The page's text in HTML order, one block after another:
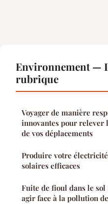
Environnement —
rubrique
Voyager de manière
innovantes pour relever
de vos déplacements
Produire votre
solaires efficaces
Fuite de fioul dans le
agir face à la pollution